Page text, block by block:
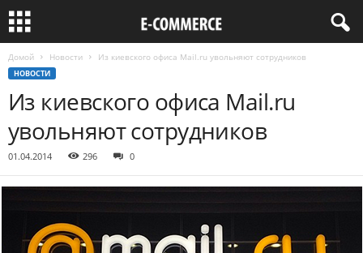
Домой Новости Из киевского офиса Mail.ru увольняют сотрудников
НОВОСТИ
Из киевского офиса Mail.ru
увольняют сотрудников
01.04.2014 296 0